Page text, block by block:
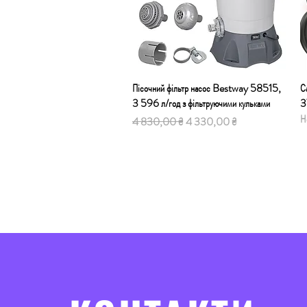
Швидкий перегляд
Пісочний фільтр насос Bestway 58515,
3 596 л/год з фільтруючими кульками
Звичайна ціна
4 830,00 ₴За розпродажем
4 330,00 ₴